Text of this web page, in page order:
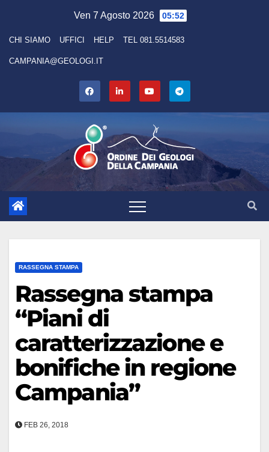
content
Ven 7 Agosto 2026 05:52
CHI SIAMO UFFICI HELP TEL 081.5514583
CAMPANIA@GEOLOGI.IT
RASSEGNA STAMPA
Rassegna stampa
“Piani di
caratterizzazione e
bonifiche in regione
Campania”
FEB 26, 2018